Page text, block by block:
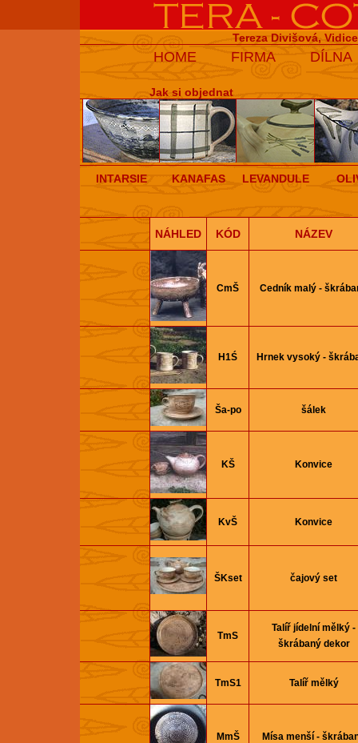
Tereza Divišová,
HOME FIRMA DÍLNA
Jak si objednat
INTARSIE KANAFAS LEVANDULE
NÁHLED KÓD NÁZEV
CmŠ Cedník malý -
H1Ś Hrnek vysoký -
Ša-po šálek
KŠ Konvice
KvŠ Konvice
ŠKset čajový set
TmS
Talíř jí­delní­ mělký -
škrábaný dekor
TmS1 Talíř mělký
MmŠ Mísa menší -